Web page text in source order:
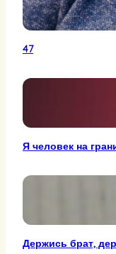
47
Я человек на
Держись брат,